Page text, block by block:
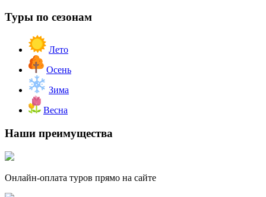
Туры по сезонам
Лето
Осень
Зима
Весна
Наши преимущества
Онлайн-оплата туров прямо на сайте